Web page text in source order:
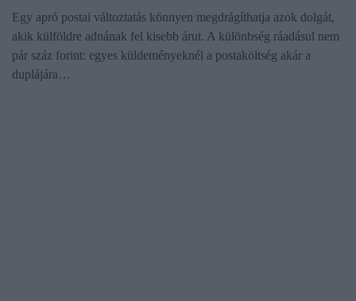
Egy apró postai változtatás könnyen megdrágíthatja azok dolgát,
akik külföldre adnának fel kisebb árut. A különbség ráadásul nem
pár száz forint: egyes küldeményeknél a postaköltség akár a
duplájára…